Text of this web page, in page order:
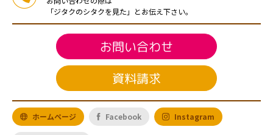
「ジタクのシタクを見た」とお伝え下さい。
お問い合わせ
資料請求
ホームページ Facebook Instagram